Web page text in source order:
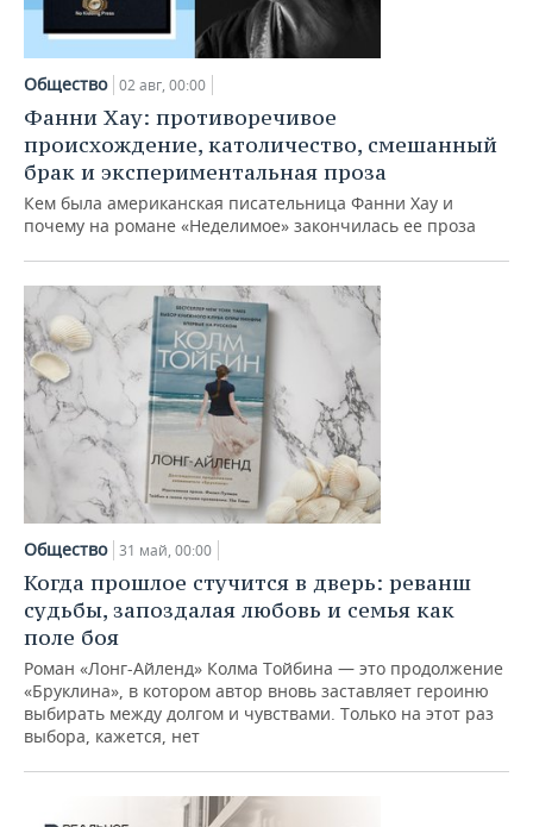
Общество 02 авг, 00:00
Фанни Хау: противоречивое
происхождение, католичество, смешанный
брак и экспериментальная проза
Кем была американская писательница Фанни Хау и
почему на романе «Неделимое» закончилась ее проза
Общество 31 май, 00:00
Когда прошлое стучится в дверь: реванш
судьбы, запоздалая любовь и семья как
поле боя
Роман «Лонг-Айленд» Колма Тойбина — это продолжение
«Бруклина», в котором автор вновь заставляет героиню
выбирать между долгом и чувствами. Только на этот раз
выбора, кажется, нет